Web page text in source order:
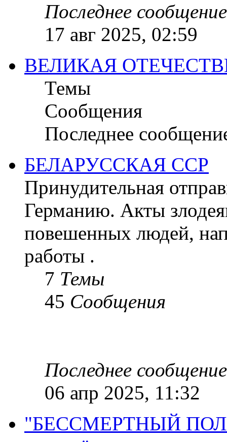
Последнее сообщение
17 авг 2025, 02:59
ВЕЛИКАЯ
Темы
Сообщения
Последнее
БЕЛАРУССКАЯ ССР
Принудительная
Германию. Акты
повешенных людей,
работы .
7 Темы
45 Сообщения
Последнее сообщение
06 апр 2025, 11:32
"БЕССМЕРТНЫЙ ПОЛК